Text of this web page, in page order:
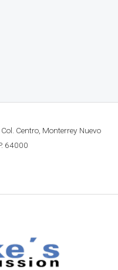
Centro, Monterrey Nuevo
64000